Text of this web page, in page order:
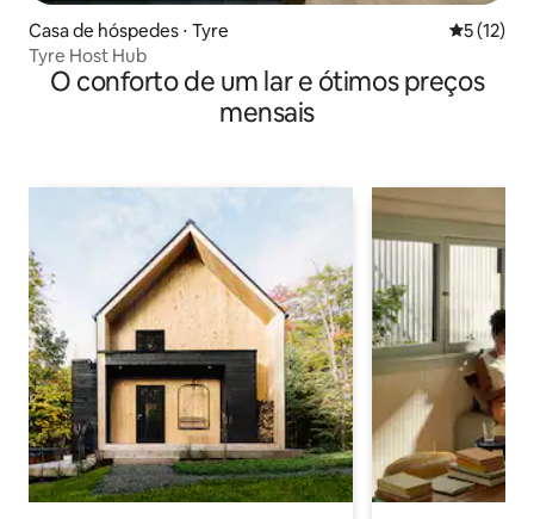
Casa de hóspedes ⋅ Tyre 5 de uma
5 (12)
Tyre Host Hub
O conforto de um lar e ótimos preços
mensais